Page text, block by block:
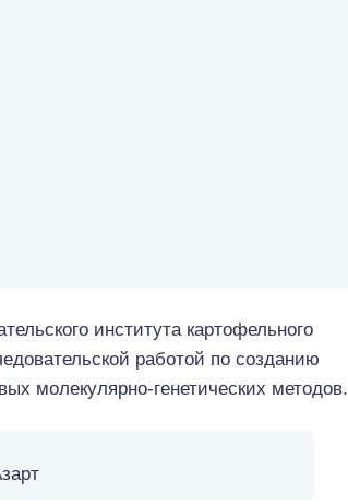
института картофельного
работой по созданию
молекулярно-генетических методов.